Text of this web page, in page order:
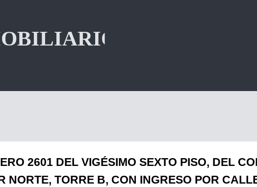
2601 DEL VIGÉSIMO SEXTO PISO, DEL
NORTE, TORRE B, CON INGRESO POR